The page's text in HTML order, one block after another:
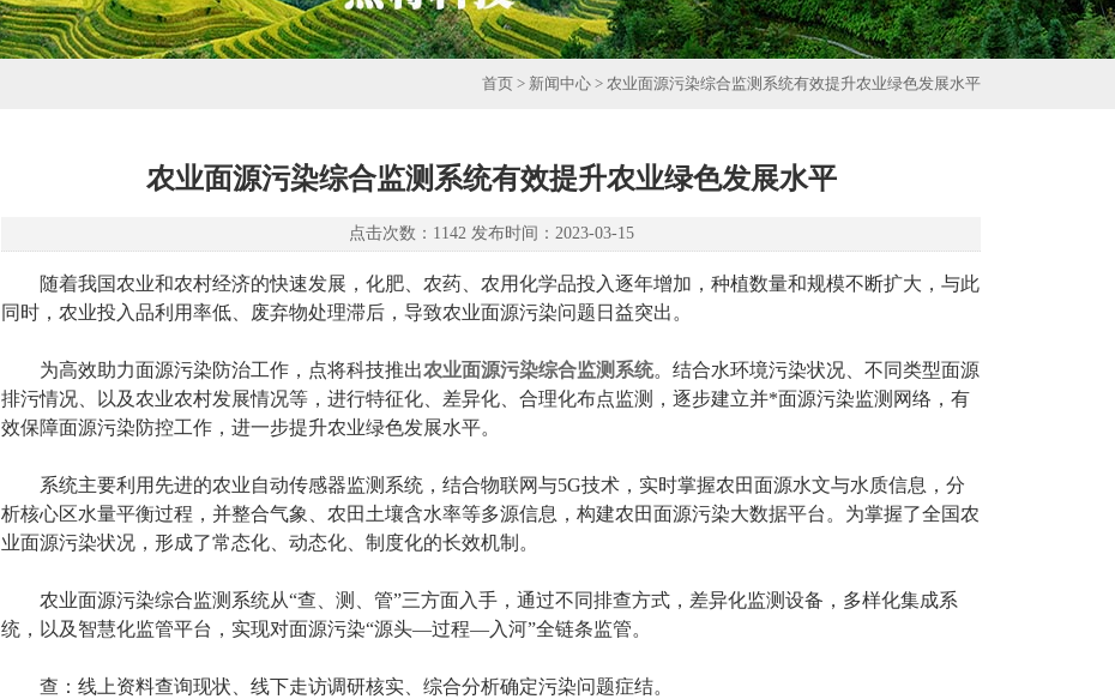
首页 > 新闻中心 > 农业面源污染综合监测系统有效提升农业绿色发展水平
农业面源污染综合监测系统有效提升农业绿色发展水平
点击次数：1142 发布时间：2023-03-15
随着我国农业和农村经济的快速发展，化肥、农药、农用化学品投入逐年增加，种植数量和规模不断扩大，与此
同时，农业投入品利用率低、废弃物处理滞后，导致农业面源污染问题日益突出。
为高效助力面源污染防治工作，点将科技推出农业面源污染综合监测系统。结合水环境污染状况、不同类型面源
排污情况、以及农业农村发展情况等，进行特征化、差异化、合理化布点监测，逐步建立并*面源污染监测网络，有
效保障面源污染防控工作，进一步提升农业绿色发展水平。
系统主要利用先进的农业自动传感器监测系统，结合物联网与5G技术，实时掌握农田面源水文与水质信息，分
析核心区水量平衡过程，并整合气象、农田土壤含水率等多源信息，构建农田面源污染大数据平台。为掌握了全国农
业面源污染状况，形成了常态化、动态化、制度化的长效机制。
农业面源污染综合监测系统从“查、测、管”三方面入手，通过不同排查方式，差异化监测设备，多样化集成系
统，以及智慧化监管平台，实现对面源污染“源头—过程—入河”全链条监管。
查：线上资料查询现状、线下走访调研核实、综合分析确定污染问题症结。